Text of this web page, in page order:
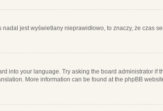
jest wyświetlany nieprawidłowo, to znaczy, że czas
into your language. Try asking the board administrator if
More information can be found at the phpBB